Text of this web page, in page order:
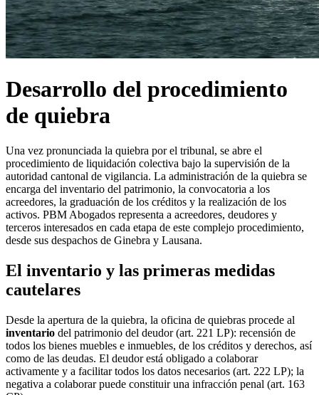
Desarrollo del procedimiento
de quiebra
Una vez pronunciada la quiebra por el tribunal, se abre el
procedimiento de liquidación colectiva bajo la supervisión de la
autoridad cantonal de vigilancia. La administración de la quiebra se
encarga del inventario del patrimonio, la convocatoria a los
acreedores, la graduación de los créditos y la realización de los
activos. PBM Abogados representa a acreedores, deudores y
terceros interesados en cada etapa de este complejo procedimiento,
desde sus despachos de Ginebra y Lausana.
El inventario y las primeras medidas
cautelares
Desde la apertura de la quiebra, la oficina de quiebras procede al
inventario del patrimonio del deudor (art. 221 LP): recensión de
todos los bienes muebles e inmuebles, de los créditos y derechos, así
como de las deudas. El deudor está obligado a colaborar
activamente y a facilitar todos los datos necesarios (art. 222 LP); la
negativa a colaborar puede constituir una infracción penal (art. 163